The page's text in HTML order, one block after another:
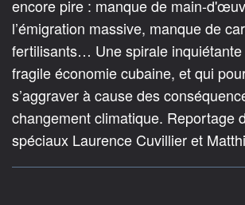
encore pire : manque de main-
l’émigration massive, manque de
fertilisants… Une spirale
fragile économie cubaine, et qui
s’aggraver à cause des
changement climatique. Reportage
spéciaux Laurence Cuvillier et